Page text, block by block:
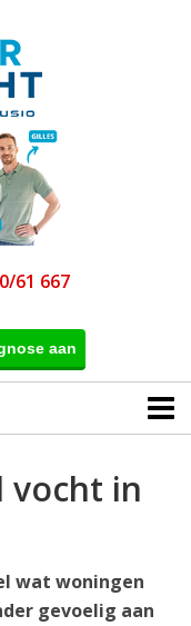
61 667
aan
vocht in
wat woningen
gevoelig aan